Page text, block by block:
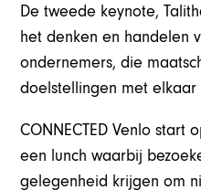
De tweede keynote,
het denken en handelen
ondernemers, die
doelstellingen met elkaar
CONNECTED Venlo start
een lunch waarbij
gelegenheid krijgen om